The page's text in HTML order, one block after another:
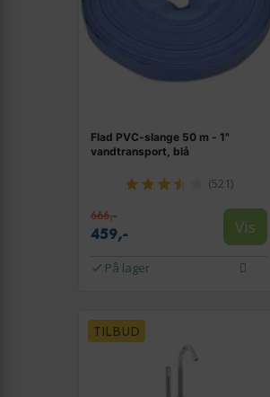
Flad PVC-slange 50 m - 1"
vandtransport, blå
(521)
666,-
459,- Vis
På lager
TILBUD